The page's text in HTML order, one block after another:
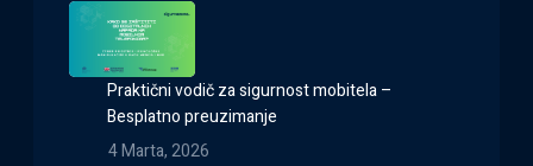
Praktični vodič za sigurnost mobitela –
Besplatno preuzimanje
4 Marta, 2026